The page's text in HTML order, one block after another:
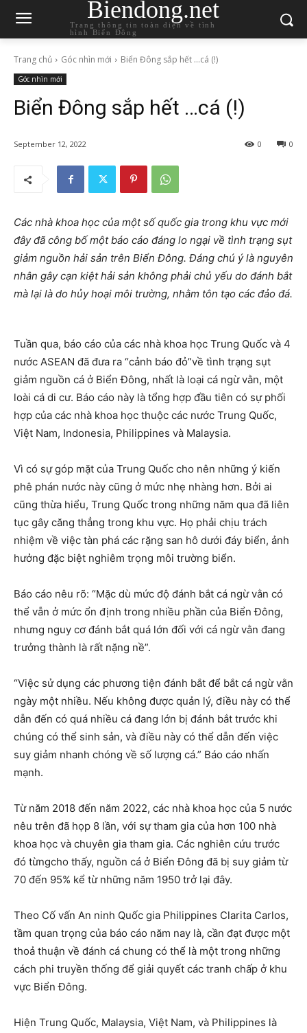
Biendong.net
Trang thông tin toàn diện về tình
hình Biển Đông
Trang chủ Góc nhìn mới Biển Đông sắp hết …cá (!)
Góc nhìn mới
Biển Đông sắp hết …cá (!)
September 12, 2022 0
0
Các nhà khoa học của một số quốc gia trong khu vực mới
đây đã công bố một báo cáo đáng lo ngại về tình trạng sụt
giảm nguồn hải sản trên Biển Đông. Đáng chú ý là nguyên
nhân gây cạn kiệt hải sản không phải chủ yếu do đánh bắt
mà lại là do hủy hoại môi trường, nhằm tôn tạo các đảo đá.
Tuần qua, báo cáo của các nhà khoa học Trung Quốc và 4
nước ASEAN đã đưa ra “cảnh báo đỏ”về tình trạng sụt
giảm nguồn cá ở Biển Đông, nhất là loại cá ngừ vằn, một
loài cá di cư. Báo cáo này là tổng hợp đầu tiên có sự phối
hợp của các nhà khoa học thuộc các nước Trung Quốc,
Việt Nam, Indonesia, Philippines và Malaysia.
Vì có sự góp mặt của Trung Quốc cho nên những ý kiến
phê phán nước này cũng ở mức nhẹ nhàng hơn. Bởi ai
cũng thừa hiểu, Trung Quốc trong những năm qua đã liên
tục gây căng thẳng trong khu vực. Họ phải chịu trách
nhiệm về việc tàn phá các rặng san hô dưới đáy biển, ảnh
hưởng đặc biệt nghiêm trọng môi trường biển.
Báo cáo nêu rõ: “Mặc dù mức độ đánh bắt cá ngừ vằn có
thể vẫn ở mức ổn định trong nhiều phần của Biển Đông,
nhưng nguy cơ đánh bắt quá lớn đối với cá ngừ vằn đang
trưởng thành là rất nặng nề”.
“Việc sử dụng các phương tiện đánh bắt để bắt cá ngừ vằn
ngày một nhiều. Nếu không được quản lý, điều này có thể
dẫn đến có quá nhiều cá đang lớn bị đánh bắt trước khi
chúng có thể sinh sản, và điều này có thể dẫn đến việc
suy giảm nhanh chóng về số lượng cá.” Báo cáo nhấn
mạnh.
Từ năm 2018 đến năm 2022, các nhà khoa học của 5 nước
nêu trên đã họp 8 lần, với sự tham gia của hơn 100 nhà
khoa học và chuyên gia tham gia. Các nghiên cứu trước
đó từngcho thấy, nguồn cá ở Biển Đông đã bị suy giảm từ
70 đến 95% kể từ những năm 1950 trở lại đây.
Theo Cố vấn An ninh Quốc gia Philippines Clarita Carlos,
tầm quan trọng của báo cáo năm nay là, cần đạt được một
thoả thuận về đánh cá chung có thể là một trong những
cách phi truyền thống để giải quyết các tranh chấp ở khu
vực Biển Đông.
Hiện Trung Quốc, Malaysia, Việt Nam, và Philippines là